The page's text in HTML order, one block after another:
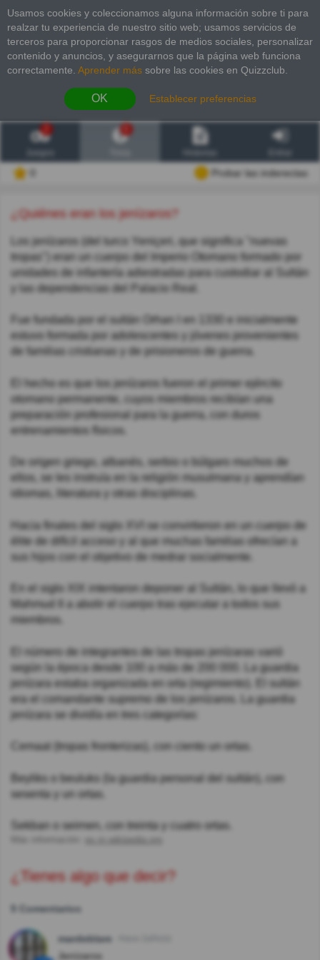
Usamos cookies y coleccionamos alguna información sobre ti para
realzar tu experiencia de nuestro sitio web; usamos servicios de
terceros para proporcionar rasgos de medios sociales, personalizar
contenido y anuncios, y asegurarnos que la página web funciona
correctamente. Aprender más sobre las cookies en Quizzclub.
OK Establecer preferencias
2
Probar las inderectas
¿Quiénes eran los jenízaros?
Los jenízaros (del turco Yeniçeri, que significa "nuevas
tropas") eran un cuerpo del Imperio Otomano formado por
unidades de infantería adiestradas para custodiar al Sultán
y las dependencias del Palacio Real.
Fue fundada por el sultán Orhan I en 1330 e inicialmente
estuvo formada por adolescentes y jóvenes provenientes
de familias cristianas y de prisioneros de guerra.
El hecho es que los jenízaros fueron el primer ejército
otomano permanente, cuyos miembros recibían una
preparación profesional para la guerra, con duros
entrenamientos físicos.
De origen griego, albanés, serbio o búlgaro muchos de
ellos, se les instruía en la religión musulmana y aprendían
idiomas, literatura y otras disciplinas.
Hacia finales del siglo XVI se convirtieron en un cuerpo de
élite de difícil acceso y al que muchas familias ofrecían a
sus hijos con el objetivo de medrar socialmente.
En el siglo XIX intentaron deponer al Sultán, lo que llevó a
Mahmud II a abolir el cuerpo tras ejecutar a todos sus
miembros.
El número de integrantes de las tropas jenízaras varió
según la época desde 100 a más de 200 000. La guardia
jenízara estaba organizada en orta (regimiento). El sultán
era el comandante supremo de los jenízaros. La guardia
jenízara se dividía en tres categorías:
Cemaat (tropas fronterizas), con ciento un ortas.
Beyliks o beuluks (la guardia personal del sultán), con
sesenta y un ortas.
Sekban o seirnen, con treinta y cuatro ortas.
¿Tienes algo que decir?
5 Comentarios
mardeblare
Jenízaros